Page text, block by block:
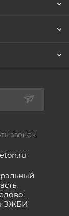
ЗВОНОК
ЗЖБИ